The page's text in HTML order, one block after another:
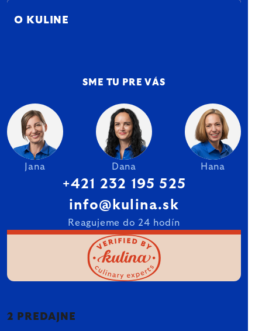
O KULINE
SME TU PRE VÁS
Jana Dana Hana
+421 232 195 525
info@kulina.sk
Reagujeme do 24 hodín
2 PREDAJNE